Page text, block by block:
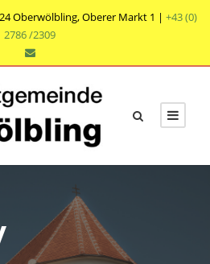
Oberwölbling, Oberer Markt 1 | +43 (0)
2786 /2309